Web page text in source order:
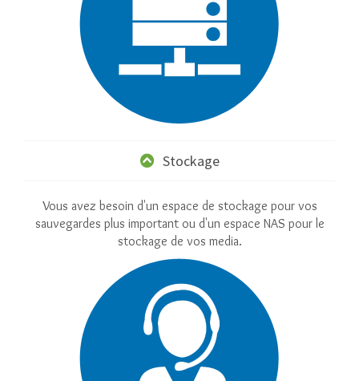
Stockage
Vous avez besoin d'un espace de stockage pour vos
sauvegardes plus important ou d'un espace NAS pour le
stockage de vos media.